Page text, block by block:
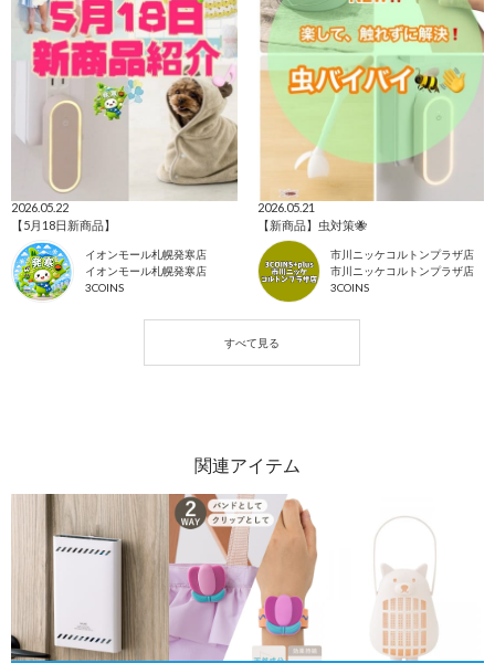
2026.05.22
【5月18日新商品】
イオンモール札幌発寒店
イオンモール札幌発寒店
3COINS
2026.05.21
【新商品】虫対策🐝
市川ニッケコルトンプラザ店
市川ニッケコルトンプラザ店
3COINS